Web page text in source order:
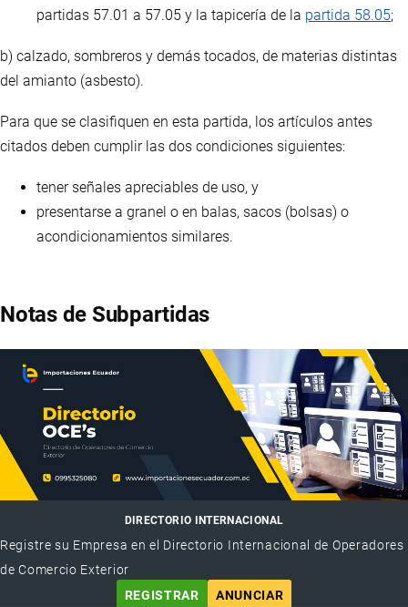
partidas 57.01 a 57.05 y la tapicería de la partida 58.05;
b) calzado, sombreros y demás tocados, de materias distintas
del amianto (asbesto).
Para que se clasifiquen en esta partida, los artículos antes
citados deben cumplir las dos condiciones siguientes:
tener señales apreciables de uso, y
presentarse a granel o en balas, sacos (bolsas) o
acondicionamientos similares.
Notas de Subpartidas
DIRECTORIO INTERNACIONAL
Registre su Empresa en el Directorio Internacional de Operadores
de Comercio Exterior
REGISTRAR
ANUNCIAR